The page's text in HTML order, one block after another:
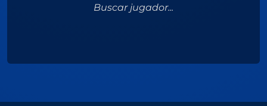
Buscar jugador...